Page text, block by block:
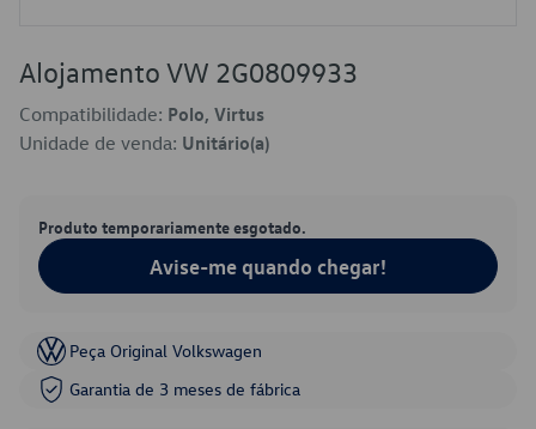
Alojamento VW 2G0809933
Compatibilidade: Polo, Virtus
Unidade de venda: Unitário(a)
Produto temporariamente esgotado.
Avise-me quando chegar!
Peça Original Volkswagen
Garantia de 3 meses de fábrica